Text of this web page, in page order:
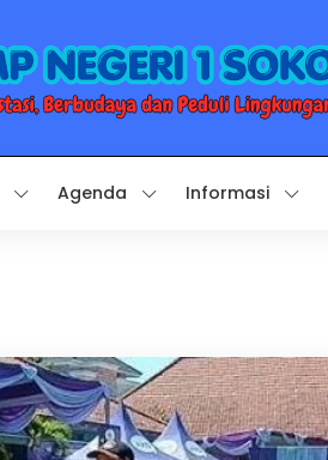
Agenda Informasi